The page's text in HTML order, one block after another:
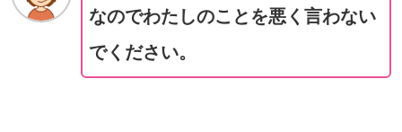
なのでわたしのことを悪く言わない
でください。